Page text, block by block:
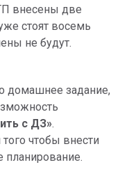
внесены две
стоят восемь
не будут.
домашнее задание,
с ДЗ».
чтобы внести
планирование.